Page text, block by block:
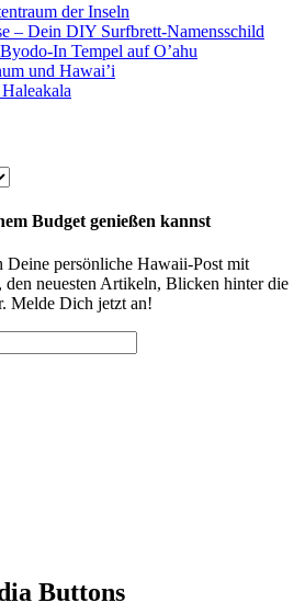
der Inseln
– Dein DIY Surfbrett-Namensschild
In Tempel auf O’ahu
und Hawai’i
Budget genießen kannst
Deine persönliche Hawaii-Post mit
neuesten Artikeln, Blicken hinter die
Melde Dich jetzt an!
Buttons